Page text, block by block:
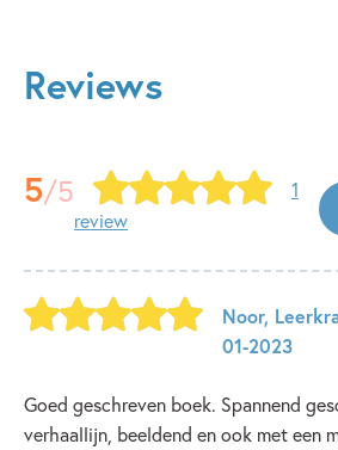
Reviews
5/5
1
review
Noor,
01-2023
Goed geschreven boek. Spannend
verhaallijn, beeldend en ook met een